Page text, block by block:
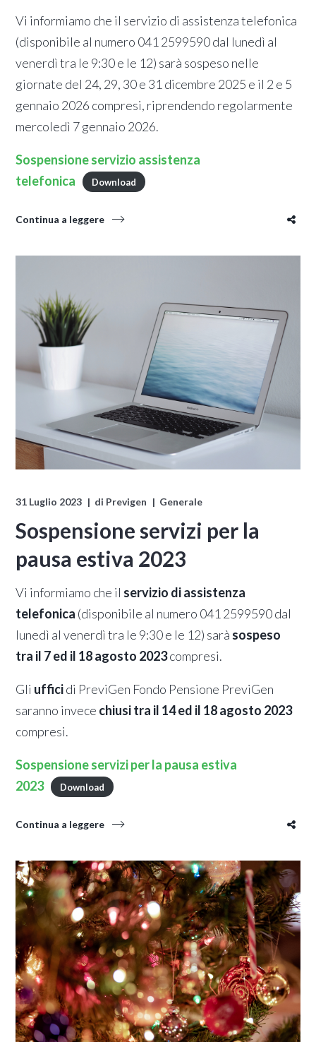
Vi informiamo che il servizio di assistenza telefonica
(disponibile al numero 041 2599590 dal lunedì al
venerdì tra le 9:30 e le 12) sarà sospeso nelle
giornate del 24, 29, 30 e 31 dicembre 2025 e il 2 e 5
gennaio 2026 compresi, riprendendo regolarmente
mercoledì 7 gennaio 2026.
Sospensione servizio assistenza
telefonica
Download
Continua a leggere
31 Luglio 2023 di Previgen Generale
Sospensione servizi per la
pausa estiva 2023
Vi informiamo che il servizio di assistenza
telefonica (disponibile al numero 041 2599590 dal
lunedì al venerdì tra le 9:30 e le 12) sarà sospeso
tra il 7 ed il 18 agosto 2023compresi.
Gli ufficidi PreviGen Fondo Pensione PreviGen
saranno invece chiusi tra il 14 ed il 18 agosto 2023
compresi.
Sospensione servizi per la pausa estiva
2023
Download
Continua a leggere